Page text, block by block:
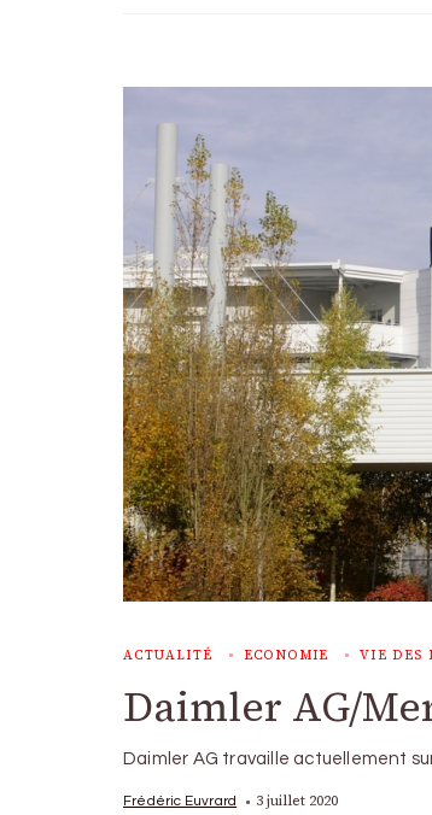
ACTUALITÉ ECONOMIE VIE DES
Daimler AG/
Daimler AG travaille actuellement
Frédéric Euvrard 3 juillet 2020